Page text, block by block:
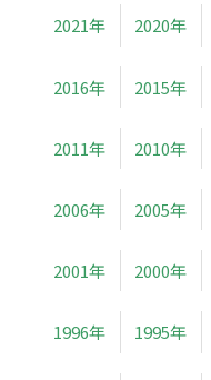
2021年 2020年
2016年 2015年
2011年 2010年
2006年 2005年
2001年 2000年
1996年 1995年